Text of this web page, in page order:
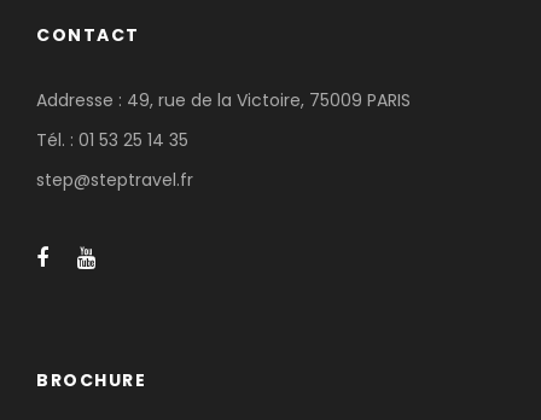
CONTACT
Addresse : 49, rue de la Victoire, 75009 PARIS
Tél. : 01 53 25 14 35
step@steptravel.fr
BROCHURE